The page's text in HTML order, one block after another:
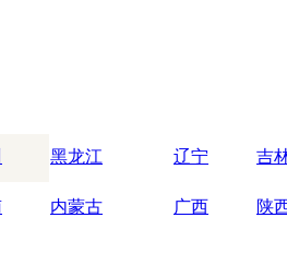
黑龙江 辽宁 吉
内蒙古 广西 陕